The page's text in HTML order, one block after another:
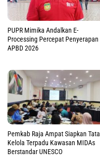
PUPR Mimika Andalkan E-
Processing Percepat Penyerapan
APBD 2026
Pemkab Raja Ampat Siapkan Tata
Kelola Terpadu Kawasan MIDAs
Berstandar UNESCO